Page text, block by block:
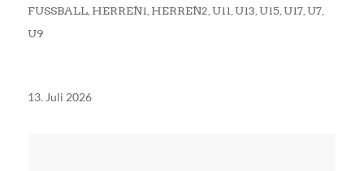
FUSSBALL ,HERREN1,HERREN2,U11,U13,U15,U17,U7,
U9
13. Juli 2026